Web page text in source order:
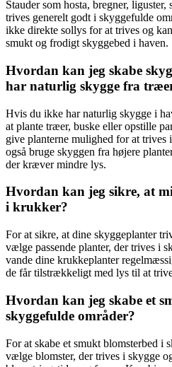
Stauder som hosta, bregner,
trives generelt godt i skyggefulde
ikke direkte sollys for at trives og
smukt og frodigt skyggebed i haven.
Hvordan kan jeg skabe
har naturlig skygge fra
Hvis du ikke har naturlig skygge i
at plante træer, buske eller opstille
give planterne mulighed for at
også bruge skyggen fra højere
der kræver mindre lys.
Hvordan kan jeg sikre, at
i krukker?
For at sikre, at dine skyggeplanter
vælge passende planter, der trives i
vande dine krukkeplanter
de får tilstrækkeligt med lys til at
Hvordan kan jeg skabe et
skyggefulde områder?
For at skabe et smukt blomsterbed i
vælge blomster, der trives i skygge